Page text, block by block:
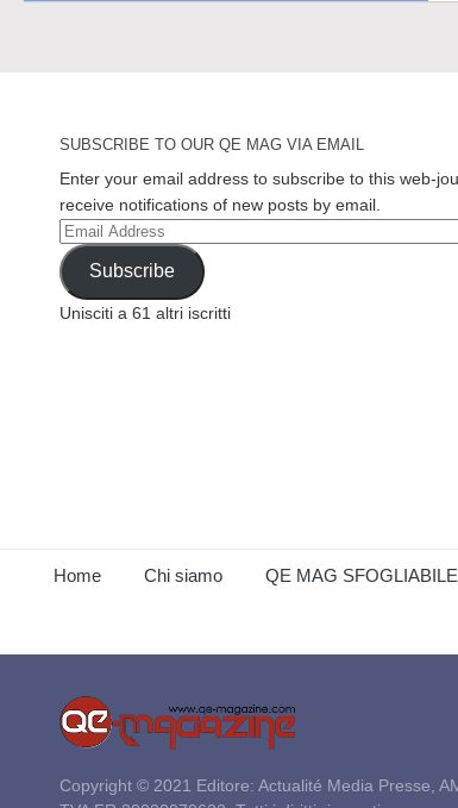
SUBSCRIBE TO OUR QE MAG VIA EMAIL
Enter your email address to subscribe to this web-
receive notifications of new posts by email.
Email
Address
Subscribe
Unisciti a 61 altri iscritti
Home Chi siamo QE MAG SFOGLIABILE
Copyright © 2021 Editore: Actualité Media Presse,